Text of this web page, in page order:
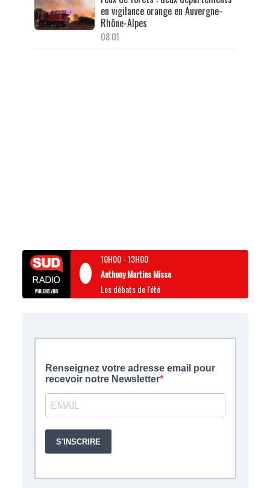
en vigilance orange en Auvergne-
Rhône-Alpes
08:01
10H00-13H00
Anthony Martins Misse
Les débats de l'été